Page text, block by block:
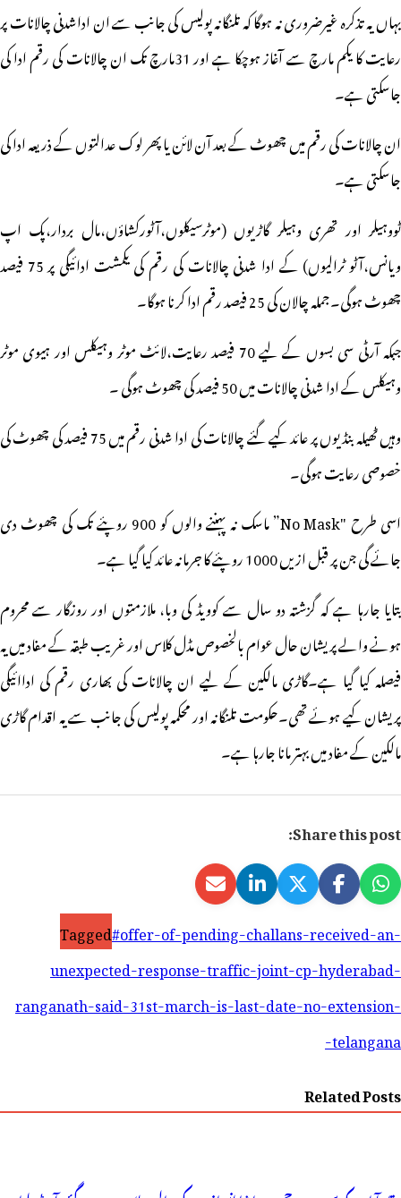
یہاں یہ تذکرہ غیرضروری نہ ہوگا کہ تلنگانہ پولیس کی جانب سے ان اداشدنی چالانات پر
رعایت کا یکم مارچ سے آغاز ہوچکا ہے اور 31مارچ تک ان چالانات کی رقم ادا کی
جاسکتی ہے۔
ان چالانات کی رقم میں چھوٹ کے بعد آن لائن یا پھر لوک عدالتوں کے ذریعہ ادا کی
جاسکتی ہے۔
ٹووہیلر اور تھری وہیلر گاڑیوں (موٹرسیکلوں،آٹورکشاؤں،مال بردار،پک اپ
ویانس،آٹو ٹرالیوں) کے ادا شدنی چالانات کی رقم کی یکمشت ادائیگی پر 75 فیصد
چھوٹ ہوگی۔جملہ چالان کی 25 فیصد رقم ادا کرنا ہوگا۔
جبکہ آرٹی سی بسوں کے لیے 70 فیصد رعایت،لائٹ موٹر وہیکلس اور ہیوی موٹر
وہیکلس کے ادا شدنی چالانات میں 50 فیصد کی چھوٹ ہوگی ۔
وہیں ٹھیلہ بنڈیوں پر عائد کیے گئے چالانات کی ادا شدنی رقم میں 75 فیصد کی چھوٹ کی
خصوصی رعایت ہوگی۔
اسی طرح "No Mask” ماسک نہ پہننے والوں کو 900 روپئے تک کی چھوٹ دی
جائے گی جن پر قبل ازیں 1000 روپئے کا جرمانہ عائد کیا گیا ہے۔
بتایا جارہا ہے کہ گزشتہ دو سال سے کوویڈ کی وبا، ملازمتوں اور روزگار سے محروم
ہونے والے پریشان حال عوام بالخصوص مڈل کلاس اور غریب طبقہ کے مفاد میں یہ
فیصلہ کیا گیا ہے۔گاڑی مالکین کے لیے ان چالانات کی بھاری رقم کی اداائیگی
پریشان کیے ہوئے تھی۔حکومت تلنگانہ اور محکمہ پولیس کی جانب سے یہ اقدام گاڑی
مالکین کے مفاد میں بہتر مانا جارہا ہے۔
Share this post:
Tagged#offer-of-pending-challans-received-an-
unexpected-response-traffic-joint-cp-hyderabad-
ranganath-said-31st-march-is-last-date-no-extension-
telangana-
Related Posts